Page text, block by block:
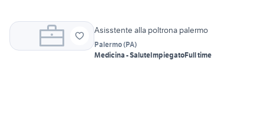
Asisstente alla poltrona palermo
Palermo(PA)
Medicina - SaluteImpiegatoFull time